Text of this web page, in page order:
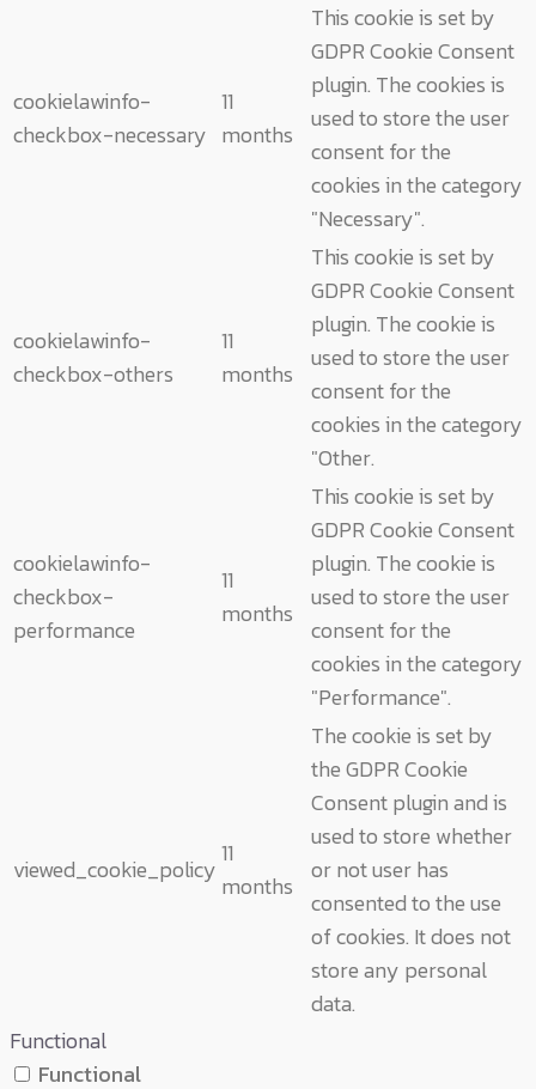
cookielawinfo-
checkbox-necessary
11
months
This cookie is set by
GDPR Cookie Consent
plugin. The cookies is
used to store the user
consent for the
cookies in the category
"Necessary".
cookielawinfo-
checkbox-others
11
months
This cookie is set by
GDPR Cookie Consent
plugin. The cookie is
used to store the user
consent for the
cookies in the category
"Other.
cookielawinfo-
checkbox-
performance
11
months
This cookie is set by
GDPR Cookie Consent
plugin. The cookie is
used to store the user
consent for the
cookies in the category
"Performance".
viewed_cookie_policy
11
months
The cookie is set by
the GDPR Cookie
Consent plugin and is
used to store whether
or not user has
consented to the use
of cookies. It does not
store any personal
data.
Functional
Functional